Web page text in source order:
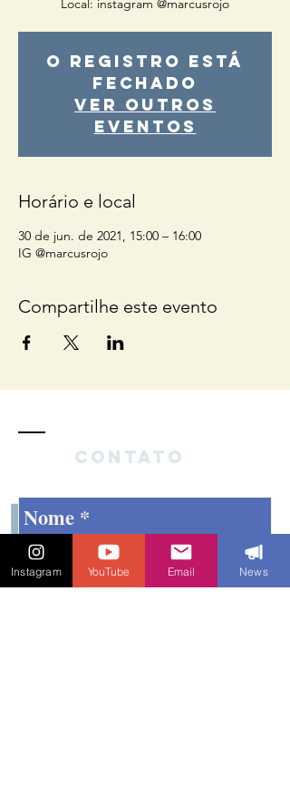
Local: instagram @marcusrojo
O registro está
fechado
Ver outros
eventos
Horário e local
30 de jun. de 2021, 15:00 – 16:00
IG @marcusrojo
Compartilhe este evento
Contato
Instagram YouTube Email News